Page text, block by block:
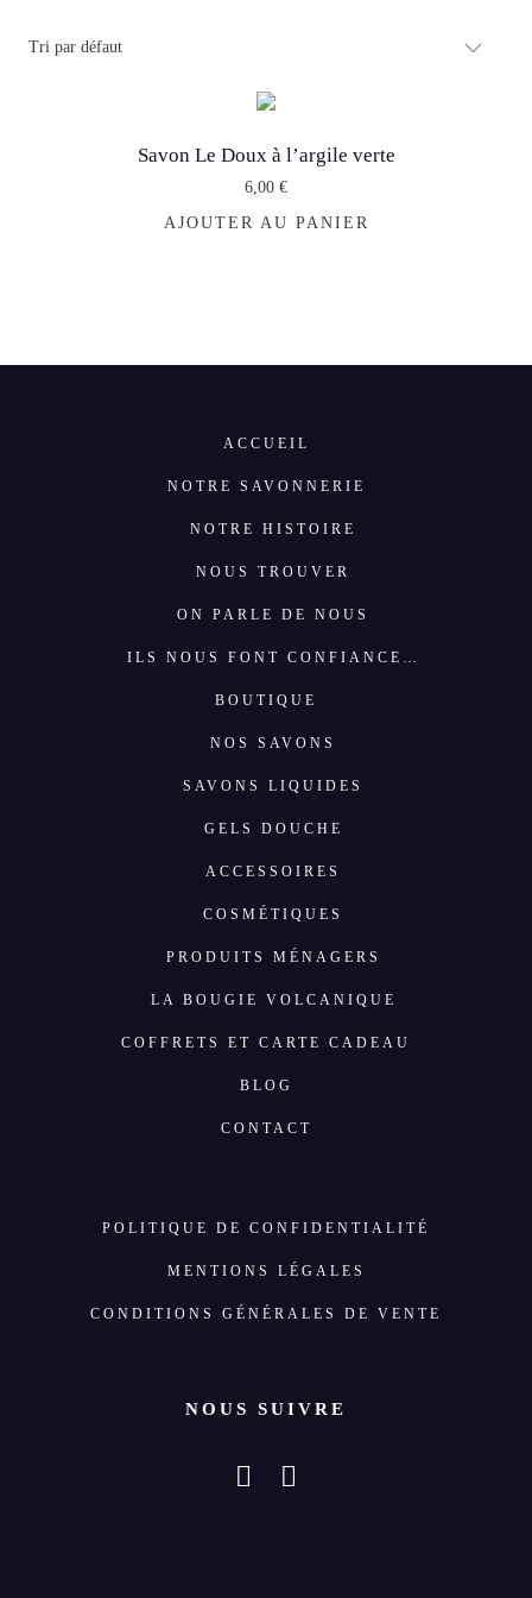
Savon Le Doux à l’argile verte
6,00 €
AJOUTER AU PANIER
ACCUEIL
NOTRE SAVONNERIE
NOTRE HISTOIRE
NOUS TROUVER
ON PARLE DE NOUS
ILS NOUS FONT CONFIANCE…
BOUTIQUE
NOS SAVONS
SAVONS LIQUIDES
GELS DOUCHE
ACCESSOIRES
COSMÉTIQUES
PRODUITS MÉNAGERS
LA BOUGIE VOLCANIQUE
COFFRETS ET CARTE CADEAU
BLOG
CONTACT
POLITIQUE DE CONFIDENTIALITÉ
MENTIONS LÉGALES
CONDITIONS GÉNÉRALES DE VENTE
NOUS SUIVRE